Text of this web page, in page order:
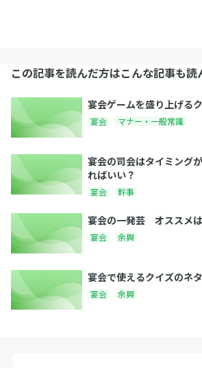
この記事を読んだ方はこんな記事も読
宴会ゲームを盛り上げる
宴会 マナー・一般常識
宴会の司会はタイミング
ればいい？
宴会 幹事
宴会の一発芸 オススメは
宴会 余興
宴会で使えるクイズのネタ
宴会 余興